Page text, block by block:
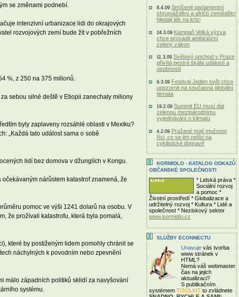
se změnami podnebí.
intenzivní urbanizace lidi do okrajových
rozvojových zemí bude žít v pobřežních
%, z 250 na 375 milionů.
sebou silné deště v Etiopii zanechaly miliony
byly zaplaveny rozsáhlé oblasti v Mexiku?
„Každá tato událost sama o sobě
lidí bez domova v džunglích v Kongu.
nárůstem katastrof znamená, že
pomoc ve výši 1241 dolarů na osobu. V
že prožívali katastrofu, která byla pomalá,
které by postiženým lidem pomohly chránit se
náchylných k povodním nebo zpevnění
málo západních politiků sklidí za navyšování
systému.
8.4.09 Smíšené parlamentní
shromáždění a afričtí zemědělci
hledají lék na krizi
24.3.09 Kampaň Velká výzva
chce prosadit ambiciózní
zelený zákon
11.3.09 Světový pochod v Praze
přivítá pestrá škála událostí a
osobností
9.3.09 Festival Jeden svět chce
upozornit na současná globální
témata
19.2.09 Summit EU musí dát
zelenou mezinárodnímu
vyjednávání o klimatu
4.2.09 Pražané mají možnost
říci, co se jim nelíbí na
cyklistické dopravě
KORMIDLO - KATALOG ODKAZŮ
OBČANSKÉ SPOLEČNOSTI
* Lidská práva *
Sociální rozvoj
a pomoc *
Životní prostředí * Globalizace a
udržitelný rozvoj * Kultura * Lidé a
společnost * Neziskový sektor
www.kormidlo.cz
SLUŽBY ECONNECTU
Unavuje vás tvorba
www stránek v
HTML?
Nemá váš webmaster
čas na jejich
aktualizaci?
S publikačním
systémem TOOLKIT to zvládnete